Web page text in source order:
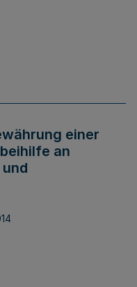
einer
an